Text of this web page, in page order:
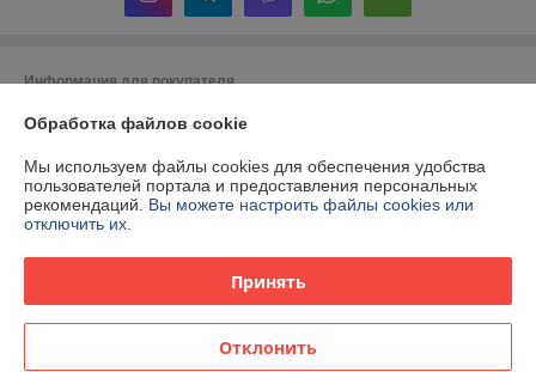
Информация для покупателя
Юридическое лицо:ООО «Территория инструмента»
Республика Беларусь, 220017, г. Минск, ул. Притыцкого, 160,
Регистрационный номер ЕГР: 192208106
УНП: 192208106
Дата регистрации компании: 05.02.2014
Местонахождение книги жалоб и предложений: Притыцкого 160
Обработка файлов cookie
Мы используем файлы cookies для обеспечения удобства
пользователей портала и предоставления персональных
рекомендаций. Вы можете настроить файлы cookies или
отключить их.
Принять
Отклонить